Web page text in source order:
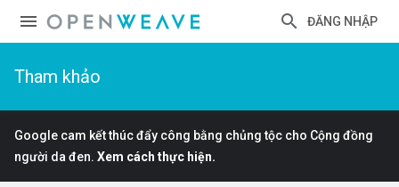
ĐĂNG NHẬP
Tham khảo
Google cam kết thúc đẩy công bằng chủng tộc cho Cộng đồng
người da đen. Xem cách thực hiện.